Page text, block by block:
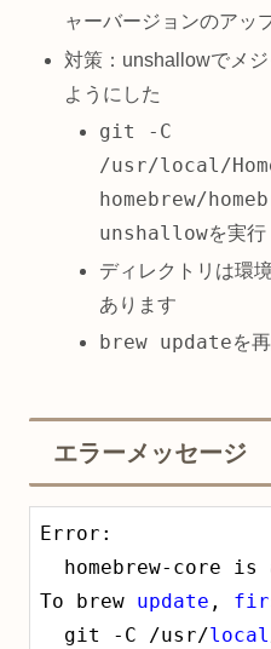
ャーバージョンのアッ
対策：unshallowでメ
ようにした
git -C
/usr/local/
homebrew/
unshallowを実行
ディレクトリは環
あります
brew updateを
エラーメッセージ
Error:
homebrew-core is
To brew update ,
  git -C /usr/
local